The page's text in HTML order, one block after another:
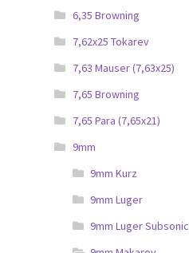
6,35 Browning
7,62x25 Tokarev
7,63 Mauser (7,63x25)
7,65 Browning
7,65 Para (7,65x21)
9mm
9mm Kurz
9mm Luger
9mm Luger Subsonic